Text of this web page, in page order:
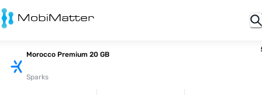
Morocco Premium 20 GB
Sparks